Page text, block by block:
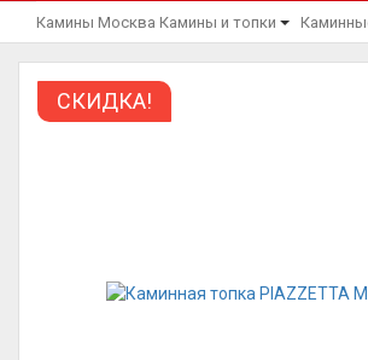
Камины Москва Камины и топки
СКИДКА!